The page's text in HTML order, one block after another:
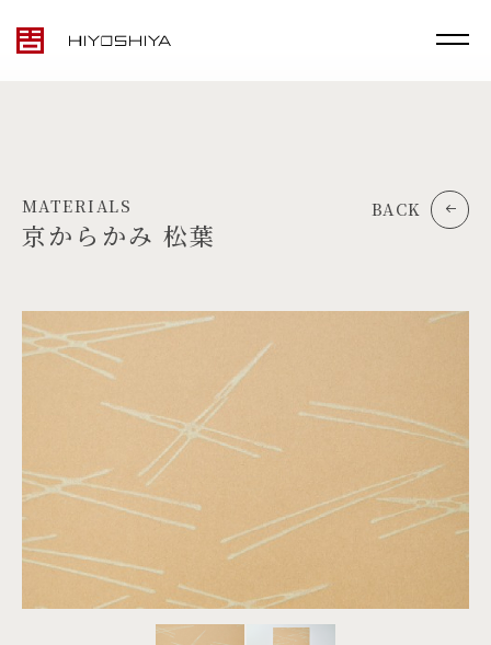
TOP
MATERIALS
PRODUCTS
ARTWORK
PROJECTS
MATERIALS
京からかみ 松葉
BACK